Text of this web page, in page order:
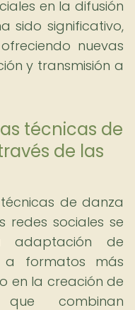
en la difusión
sido significativo,
nuevas
y transmisión a
técnicas de
de las
de danza
redes sociales se
adaptación de
a formatos más
en la creación de
que combinan